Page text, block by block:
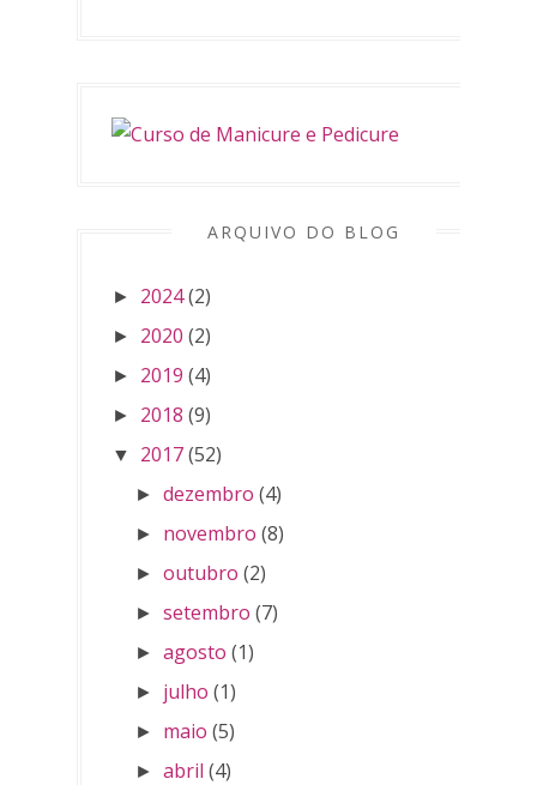
ARQUIVO DO BLOG
► 2024(2)
► 2020 (2)
► 2019 (4)
► 2018 (9)
▼ 2017(52)
►dezembro (4)
► novembro (8)
►outubro (2)
►setembro (7)
►agosto (1)
► julho (1)
► maio (5)
►abril (4)